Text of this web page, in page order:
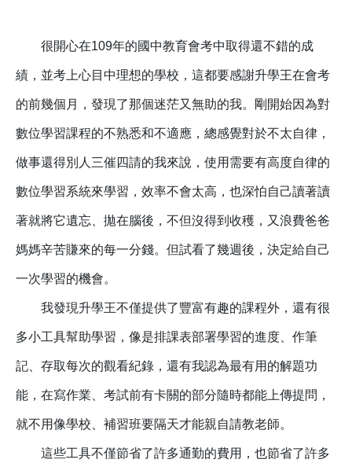
很開心在109年的國中教育會考中取得還不錯的成
績，並考上心目中理想的學校，這都要感謝升學王在會考
的前幾個月，發現了那個迷茫又無助的我。剛開始因為對
數位學習課程的不熟悉和不適應，總感覺對於不太自律，
做事還得別人三催四請的我來說，使用需要有高度自律的
數位學習系統來學習，效率不會太高，也深怕自己讀著讀
著就將它遺忘、拋在腦後，不但沒得到收穫，又浪費爸爸
媽媽辛苦賺來的每一分錢。 但試看了幾週後，決定給自己
一次學習的機會。
我發現升學王不僅提供了豐富有趣的課程外，還有很
多小工具幫助學習，像是排課表部署學習的進度、作筆
記、存取每次的觀看紀錄，還有我認為最有用的解題功
能，在寫作業、考試前有卡關的部分隨時都能上傳提問，
就不用像學校、補習班要隔天才能親自請教老師。
這些工具不僅節省了許多通勤的費用，也節省了許多